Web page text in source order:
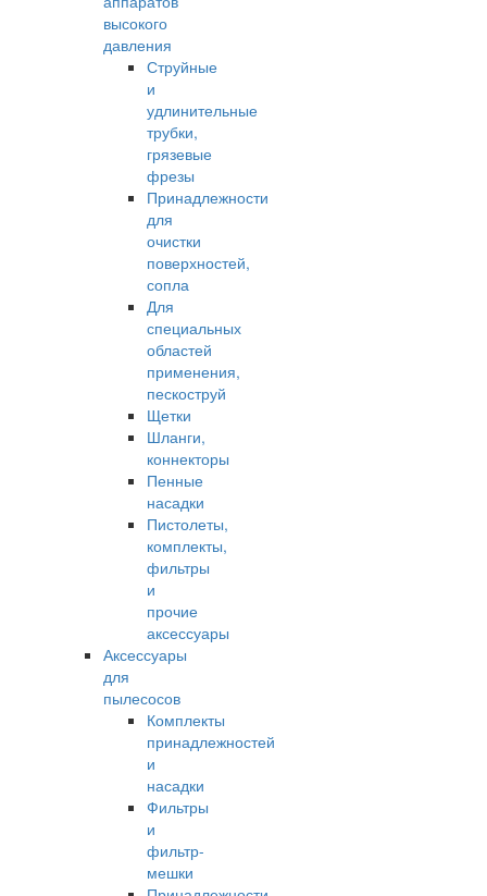
высокого
давления
Струйные
и
удлинительные
трубки,
грязевые
фрезы
Принадлежности
для
очистки
поверхностей,
сопла
Для
специальных
областей
применения,
пескоструй
Щетки
Шланги,
коннекторы
Пенные
насадки
Пистолеты,
комплекты,
фильтры
и
прочие
аксессуары
Аксессуары
для
пылесосов
Комплекты
принадлежностей
и
насадки
Фильтры
и
фильтр-
мешки